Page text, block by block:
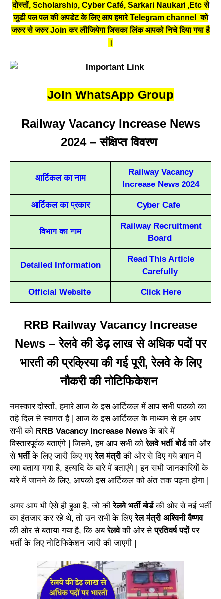
दोस्तों, Scholarship, Cyber Café, Sarkari Naukari ,Etc से
जुडी पल पल की अपडेट के लिए आप हमारे Telegram channel को
जरुर से जरुर Join कर लीजियेगा जिसका लिंक आपको निचे दिया गया है
।
Join WhatsApp Group
Railway Vacancy Increase News
2024 – संक्षिप्त विवरण
आर्टिकल का नाम
Railway Vacancy
Increase News 2024
आर्टिकल का प्रकार Cyber Cafe
विभाग का नाम
Railway Recruitment
Board
Detailed Information
Read This Article
Carefully
Official Website Click Here
RRB Railway Vacancy Increase
News – रेलवे की डेढ़ लाख से अधिक पदों पर
भारती की प्रक्रिया की गई पूरी, रेलवे के लिए
नौकरी की नोटिफिकेशन
नमस्कार दोस्तों, हमारे आज के इस आर्टिकल में आप सभी पाठको का
तहे दिल से स्वागत है | आज के इस आर्टिकल के माध्यम से हम आप
सभी को RRB Vacancy Increase Newsके बारे में
विस्तारपूर्वक बताएंगे | जिसमे, हम आप सभी को रेलवे भर्ती बोर्डकी और
से भर्तीके लिए जारी किए गएरेल मंत्रीकी ओर से दिए गये बयान में
क्या बताया गया है, इत्यादि के बारे में बताएंगे | इन सभी जानकारियों के
बारे में जानने के लिए, आपको इस आर्टिकल को अंत तक पढ़ना होगा |
अगर आप भी ऐसे ही हुआ है, जो कीरेलवे भर्ती बोर्डकी ओर से नई भर्ती
का इंतजार कर रहे थे, तो उन सभी के लिएरेल मंत्री अश्विनी वैष्णव
की ओर से बताया गया है, कि अबरेलवेकी ओर सेप्रतिवर्ष पदोंपर
भर्ती के लिए नोटिफिकेशन जारी की जाएगी |